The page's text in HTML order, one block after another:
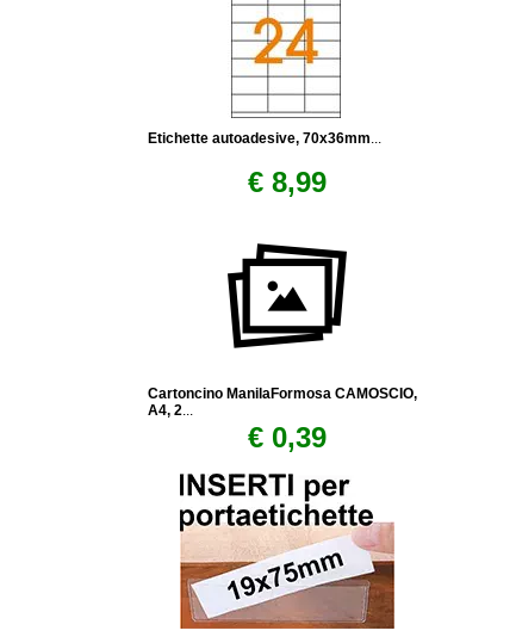
Etichette autoadesive, 70x36mm...
€ 8,99
Cartoncino ManilaFormosa CAMOSCIO,
A4, 2...
€ 0,39